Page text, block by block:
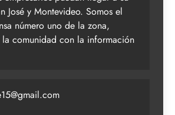
José y Montevideo. Somos el
número uno de la zona,
comunidad con la información